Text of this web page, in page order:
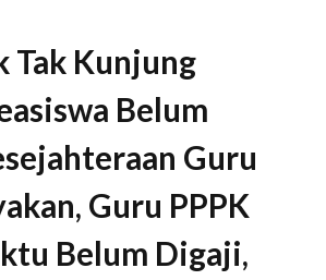
Tak Kunjung
Belum
Guru
Guru PPPK
Belum Digaji,